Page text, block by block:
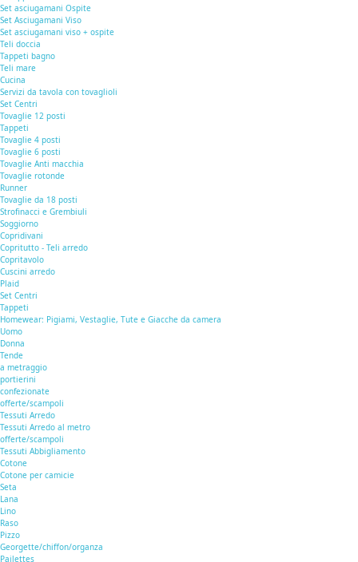
Set asciugamani Ospite
Set Asciugamani Viso
Set asciugamani viso + ospite
Teli doccia
Tappeti bagno
Teli mare
Cucina
Servizi da tavola con tovaglioli
Set Centri
Tovaglie 12 posti
Tappeti
Tovaglie 4 posti
Tovaglie 6 posti
Tovaglie Anti macchia
Tovaglie rotonde
Runner
Tovaglie da 18 posti
Strofinacci e Grembiuli
Soggiorno
Copridivani
Copritutto - Teli arredo
Copritavolo
Cuscini arredo
Plaid
Set Centri
Tappeti
Homewear: Pigiami, Vestaglie, Tute e Giacche da camera
Uomo
Donna
Tende
a metraggio
portierini
confezionate
offerte/scampoli
Tessuti Arredo
Tessuti Arredo al metro
offerte/scampoli
Tessuti Abbigliamento
Cotone
Cotone per camicie
Seta
Lana
Lino
Raso
Pizzo
Georgette/chiffon/organza
Pailettes